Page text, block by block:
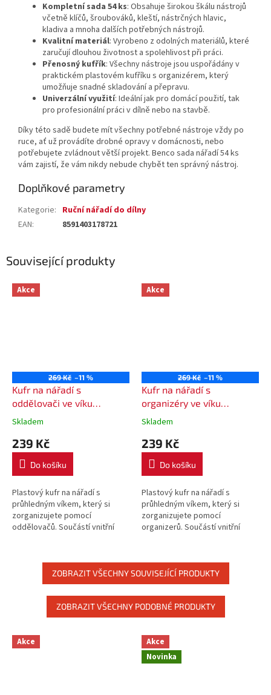
Kompletní sada 54 ks: Obsahuje širokou škálu nástrojů
včetně klíčů, šroubováků, kleští, nástrčných hlavic,
kladiva a mnoha dalších potřebných nástrojů.
Kvalitní materiál: Vyrobeno z odolných materiálů, které
zaručují dlouhou životnost a spolehlivost při práci.
Přenosný kufřík: Všechny nástroje jsou uspořádány v
praktickém plastovém kufříku s organizérem, který
umožňuje snadné skladování a přepravu.
Univerzální využití: Ideální jak pro domácí použití, tak
pro profesionální práci v dílně nebo na stavbě.
Díky této sadě budete mít všechny potřebné nástroje vždy po
ruce, ať už provádíte drobné opravy v domácnosti, nebo
potřebujete zvládnout větší projekt. Benco sada nářadí 54 ks
vám zajistí, že vám nikdy nebude chybět ten správný nástroj.
Doplňkové parametry
Kategorie: Ruční nářadí do dílny
EAN: 8591403178721
Související produkty
Akce
269 Kč –11 %
Kufr na nářadí s
oddělovači ve víku
Kistenberg 38,4 x 33,5 x
Skladem
239 Kč
Do košíku
Plastový kufr na nářadí s
průhledným víkem, který si
zorganizujete pomocí
oddělovačů. Součástí vnitřní
nářadí, aby při...
Akce
269 Kč –11 %
Kufr na nářadí s
organizéry ve víku
Kistenberg 38,4 x 33,5 x
Skladem
239 Kč
Do košíku
Plastový kufr na nářadí s
průhledným víkem, který si
zorganizujete pomocí
organizerů. Součástí vnitřní
nářadí, aby při...
ZOBRAZIT VŠECHNY SOUVISEJÍCÍ PRODUKTY
ZOBRAZIT VŠECHNY PODOBNÉ PRODUKTY
Akce
Akce
Novinka